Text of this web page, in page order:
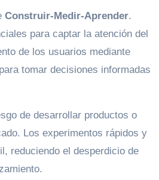
Construir-Medir-Aprender.
para captar la atención del
de los usuarios mediante
tomar decisiones informadas
de desarrollar productos o
Los experimentos rápidos y
reduciendo el desperdicio de